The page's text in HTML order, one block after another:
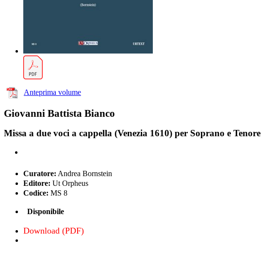
Anteprima volume
Giovanni Battista Bianco
Missa a due voci a cappella (Venezia 1610) per Soprano e Tenore
Curatore: Andrea Bornstein
Editore: Ut Orpheus
Codice: MS 8
Disponibile
Download (PDF)